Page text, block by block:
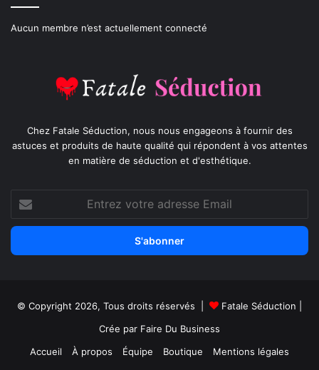
Aucun membre n’est actuellement connecté
Chez Fatale Séduction, nous nous engageons à fournir des
astuces et produits de haute qualité qui répondent à vos attentes
en matière de séduction et d'esthétique.
votre
adresse
© Copyright 2026, Tous droits réservés | Fatale Séduction
Crée par Faire Du Business
Accueil
À propos Équipe Boutique Mentions légales